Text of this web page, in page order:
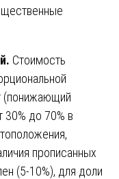
Стоимость
(понижающий
30% до 70% в
прописанных
(5-10%), для доли